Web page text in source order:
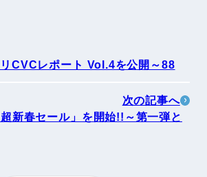
CVCレポート Vol.4を公開～88
次の記事へ
超新春セール」を開始!!～第一弾と